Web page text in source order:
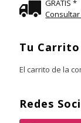
GRATIS *
Tu
El carrito de la
Redes